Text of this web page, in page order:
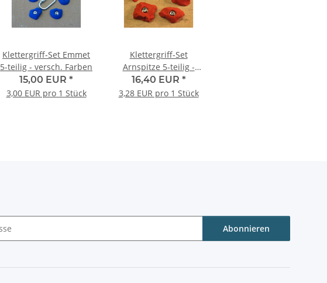
Klettergriff-Set Emmet
5-teilig - versch. Farben
15,00 EUR *
3,00 EUR pro 1 Stück
Klettergriff-Set
Arnspitze 5-teilig -
versch. Farben
16,40 EUR *
3,28 EUR pro 1 Stück
Abonnieren